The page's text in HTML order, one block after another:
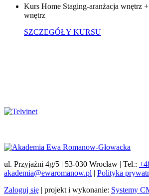
Kurs Home Staging-aranżacja wnętrz
wnętrz
SZCZEGÓŁY KURSU
ul. Przyjaźni 4g/5 | 53-030 Wrocław | Tel.:
akademia@ewaromanow.pl | Polityka
Zaloguj się | projekt i wykonanie: Systemy